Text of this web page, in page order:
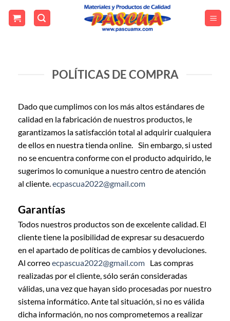
POLÍTICAS DE COMPRA
Dado que cumplimos con los más altos estándares de
calidad en la fabricación de nuestros productos, le
garantizamos la satisfacción total al adquirir cualquiera
de ellos en nuestra tienda online. Sin embargo, si usted
no se encuentra conforme con el producto adquirido, le
sugerimos lo comunique a nuestro centro de atención
al cliente.ecpascua2022@gmail.com
Garantías
Todos nuestros productos son de excelente calidad. El
cliente tiene la posibilidad de expresar su desacuerdo
en el apartado de políticas de cambios y devoluciones.
Al correoecpascua2022@gmail.com Las compras
realizadas por el cliente, sólo serán consideradas
válidas, una vez que hayan sido procesadas por nuestro
sistema informático. Ante tal situación, si no es válida
dicha información, no nos comprometemos a realizar